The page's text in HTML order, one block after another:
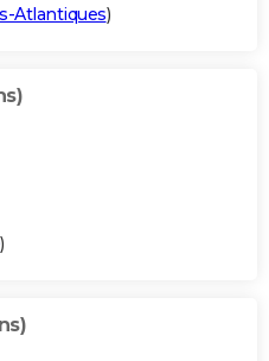
Atlantiques)
)